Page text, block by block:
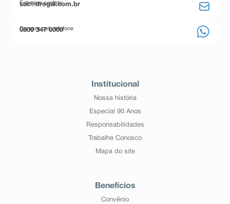
Entre em contato
sac@drogal.com.br
Compre pelo telefone
0800 347 0000
Institucional
Nossa história
Especial 90 Anos
Responsabilidades
Trabalhe Conosco
Mapa do site
Benefícios
Convênio